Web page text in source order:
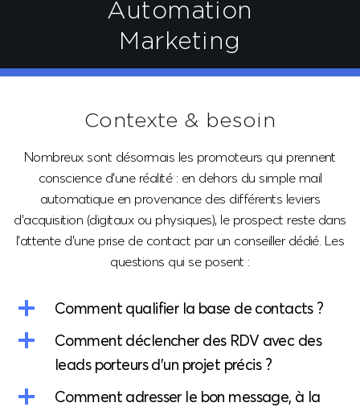
Automation
Marketing
Contexte & besoin
Nombreux sont désormais les promoteurs qui prennent
conscience d’une réalité : en dehors du simple mail
automatique en provenance des différents leviers
d’acquisition (digitaux ou physiques), le prospect reste dans
l’attente d’une prise de contact par un conseiller dédié. Les
questions qui se posent :
Comment qualifier la base de contacts ?
Comment déclencher des RDV avec des
leads porteurs d’un projet précis ?
Comment adresser le bon message, à la